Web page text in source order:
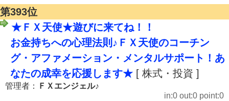
第393位
★ＦＸ天使★遊びに来てね！！
お金持ちへの心理法則♪ＦＸ天使のコーチン
グ・アファメーション・メンタルサポート！あ
なたの成幸を応援します★ [ 株式・投資 ]
管理者：
ＦＸエンジェル♪
in:0 out:0 point:0